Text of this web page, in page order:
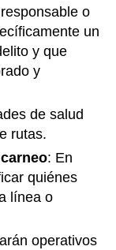
o
un
y que
y
de salud
rutas.
: En
quiénes
línea o
operativos